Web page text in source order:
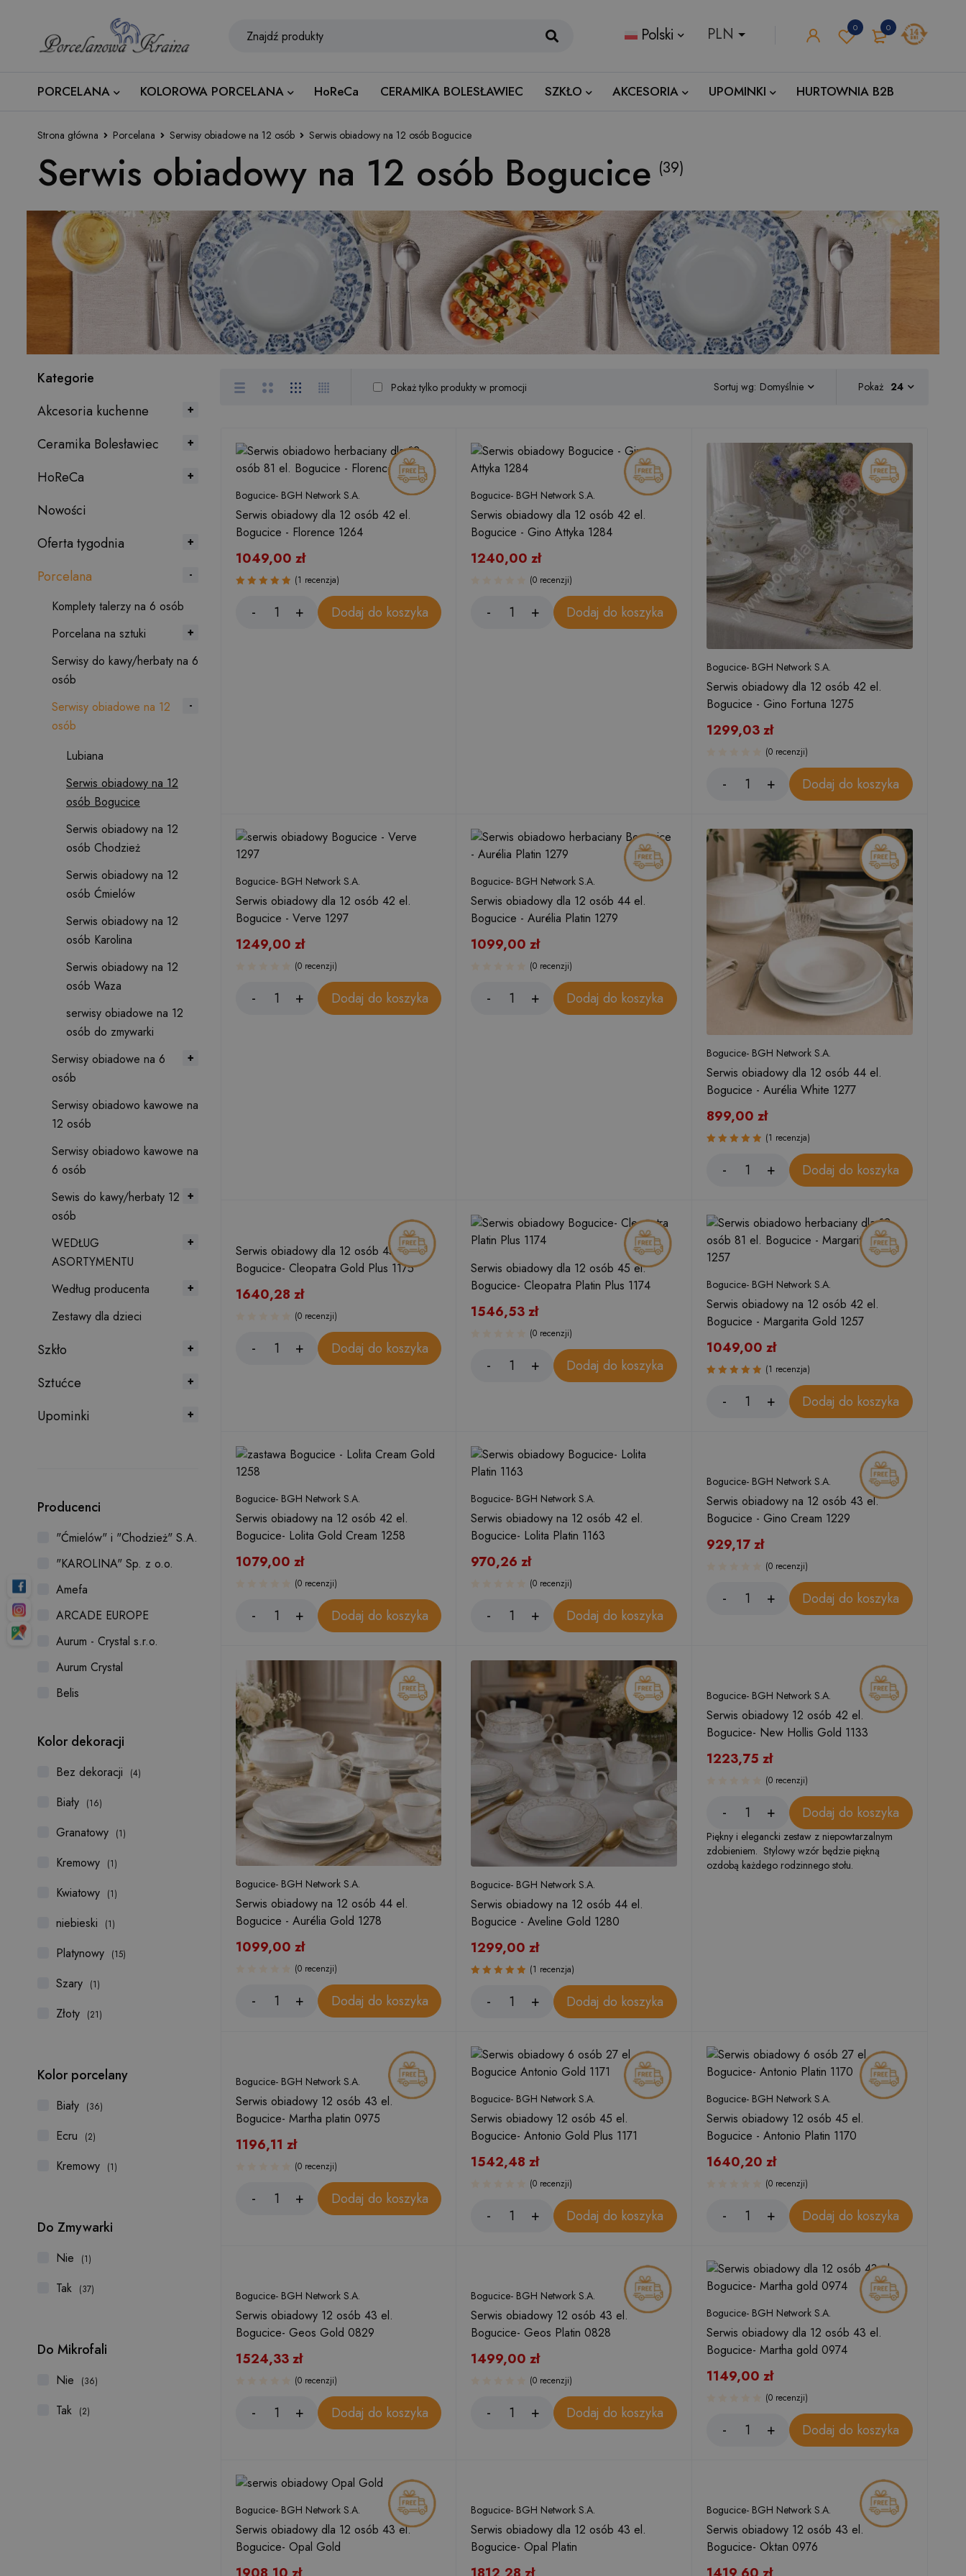
0
0
Polski
PORCELANA KOLOROWA PORCELANA HoReCa CERAMIKA BOLESŁAWIEC SZKŁO AKCESORIA UPOMINKI HURTOWNIA B2B
Strona główna Porcelana Serwisy obiadowe na 12 osób Serwis obiadowy na 12 osób Bogucice
Serwis obiadowy na 12 osób Bogucice (39)
Kategorie
Akcesoria kuchenne
Ceramika Bolesławiec
HoReCa
Nowości
Oferta tygodnia
Porcelana
Komplety talerzy na 6 osób
Porcelana na sztuki
Serwisy do kawy/herbaty na 6
osób
Serwisy obiadowe na 12
osób
Lubiana
Serwis obiadowy na 12
osób Bogucice
Serwis obiadowy na 12
osób Chodzież
Serwis obiadowy na 12
osób Ćmielów
Serwis obiadowy na 12
osób Karolina
Serwis obiadowy na 12
osób Waza
serwisy obiadowe na 12
osób do zmywarki
Serwisy obiadowe na 6
osób
Serwisy obiadowo kawowe na
12 osób
Serwisy obiadowo kawowe na
6 osób
Sewis do kawy/herbaty 12
osób
WEDŁUG
ASORTYMENTU
Według producenta
Zestawy dla dzieci
Szkło
Sztućce
Upominki
Producenci
"Ćmielów" i "Chodzież" S.A.
"KAROLINA" Sp. z o.o.
Amefa
ARCADE EUROPE
Aurum - Crystal s.r.o.
Aurum Crystal
Belis
Bogucice- BGH Network
Bohemia Jihlava
Bohemia Poland
Bohemia Prestige
Bohemia Treasury
Bolesławiec
Crystalite Bohemia
Glasslock
Korkmaz
Meyerhoff
Ofenbach
Regent Inox
Rona
Verti Delle Venezie
Waza
Kolor dekoracji
Bez dekoracji (4)
Biały (16)
Granatowy (1)
Kremowy (1)
Kwiatowy (1)
niebieski (1)
Platynowy (15)
Szary (1)
Złoty (21)
Kolor porcelany
Biały (36)
Ecru (2)
Kremowy (1)
Do Zmywarki
Nie (1)
Tak (37)
Do Mikrofali
Nie (36)
Tak (2)
Sortuj wg: Domyślnie
Pokaż tylko produkty w promocji Pokaż 24
Bogucice- BGH Network S.A.
Serwis obiadowy dla 12 osób 42 el.
Bogucice - Florence 1264
1049,00 zł
5.00 na 5
(1 recenzja)
Dodaj do koszyka
Bogucice- BGH Network S.A.
Serwis obiadowy dla 12 osób 42 el.
Bogucice - Gino Attyka 1284
1240,00 zł
(0 recenzji)
Dodaj do koszyka
Bogucice- BGH Network S.A.
Serwis obiadowy dla 12 osób 42 el.
Bogucice - Gino Fortuna 1275
1299,03zł
(0 recenzji)
Dodaj do koszyka
Bogucice- BGH Network S.A.
Serwis obiadowy dla 12 osób 42 el.
Bogucice - Verve 1297
1249,00 zł
(0 recenzji)
Dodaj do koszyka
Bogucice- BGH Network S.A.
Serwis obiadowy dla 12 osób 44 el.
Bogucice - Aurélia Platin 1279
1099,00 zł
(0 recenzji)
Dodaj do koszyka
Bogucice- BGH Network S.A.
Serwis obiadowy dla 12 osób 44 el.
Bogucice - Aurélia White 1277
899,00 zł
5.00 na 5
(1 recenzja)
Dodaj do koszyka
Serwis obiadowy dla 12 osób 45 el.
Bogucice- Cleopatra Gold Plus 1175
1640,28 zł
(0 recenzji)
Dodaj do koszyka
Serwis obiadowy dla 12 osób 45 el.
Bogucice- Cleopatra Platin Plus 1174
1546,53zł
(0 recenzji)
Dodaj do koszyka
Bogucice- BGH Network S.A.
Serwis obiadowy na 12 osób 42 el.
Bogucice - Margarita Gold 1257
1049,00 zł
5.00 na 5
(1 recenzja)
Dodaj do koszyka
Bogucice- BGH Network S.A.
Serwis obiadowy na 12 osób 42 el.
Bogucice- Lolita Gold Cream 1258
1079,00 zł
(0 recenzji)
Dodaj do koszyka
Bogucice- BGH Network S.A.
Serwis obiadowy na 12 osób 42 el.
Bogucice- Lolita Platin 1163
970,26 zł
(0 recenzji)
Dodaj do koszyka
Bogucice- BGH Network S.A.
Serwis obiadowy na 12 osób 43 el.
Bogucice - Gino Cream 1229
929,17zł
(0 recenzji)
Dodaj do koszyka
Bogucice- BGH Network S.A.
Serwis obiadowy na 12 osób 44 el.
Bogucice - Aurélia Gold 1278
1099,00 zł
(0 recenzji)
Dodaj do koszyka
Bogucice- BGH Network S.A.
Serwis obiadowy na 12 osób 44 el.
Bogucice - Aveline Gold 1280
1299,00 zł
5.00 na 5
(1 recenzja)
Dodaj do koszyka
Bogucice- BGH Network S.A.
Serwis obiadowy 12 osób 42 el.
Bogucice- New Hollis Gold 1133
1223,75 zł
(0 recenzji)
Dodaj do koszyka
Piękny i elegancki zestaw z niepowtarzalnym
zdobieniem. Stylowy wzór będzie piękną
ozdobą każdego rodzinnego stołu.
Bogucice- BGH Network S.A.
Serwis obiadowy 12 osób 43 el.
Bogucice- Martha platin 0975
1196,11 zł
(0 recenzji)
Dodaj do koszyka
Bogucice- BGH Network S.A.
Serwis obiadowy 12 osób 45 el.
Bogucice- Antonio Gold Plus 1171
1542,48 zł
(0 recenzji)
Dodaj do koszyka
Bogucice- BGH Network S.A.
Serwis obiadowy 12 osób 45 el.
Bogucice - Antonio Platin 1170
1640,20 zł
(0 recenzji)
Dodaj do koszyka
Bogucice- BGH Network S.A.
Serwis obiadowy 12 osób 43 el.
Bogucice- Geos Gold 0829
1524,33zł
(0 recenzji)
Dodaj do koszyka
Bogucice- BGH Network S.A.
Serwis obiadowy 12 osób 43 el.
Bogucice- Geos Platin 0828
1499,00 zł
(0 recenzji)
Dodaj do koszyka
Bogucice- BGH Network S.A.
Serwis obiadowy dla 12 osób 43 el.
Bogucice- Martha gold 0974
1149,00 zł
(0 recenzji)
Dodaj do koszyka
Bogucice- BGH Network S.A.
Serwis obiadowy dla 12 osób 43 el.
Bogucice- Opal Gold
Bogucice- BGH Network S.A.
Serwis obiadowy dla 12 osób 43 el.
Bogucice- Opal Platin
Bogucice- BGH Network S.A.
Serwis obiadowy 12 osób 43 el.
Bogucice- Oktan 0976